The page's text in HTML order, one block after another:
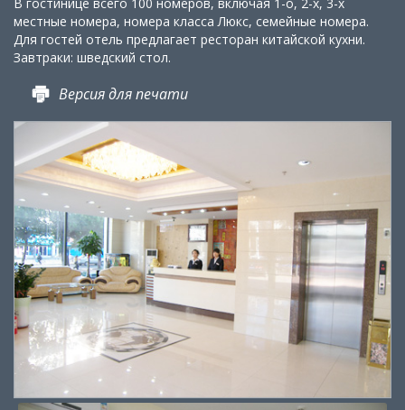
местные номера, номера класса Люкс, семейные номера.
Для гостей отель предлагает ресторан китайской кухни.
Завтраки: шведский стол.
Версия для печати